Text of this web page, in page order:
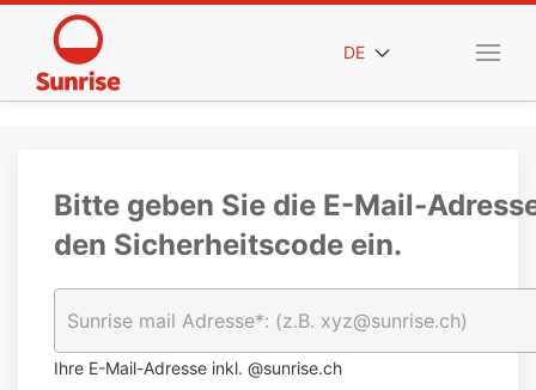
DE
Bitte geben Sie die E-Mail-
den Sicherheitscode ein.
Ihre E-Mail-Adresse inkl. @sunrise.ch